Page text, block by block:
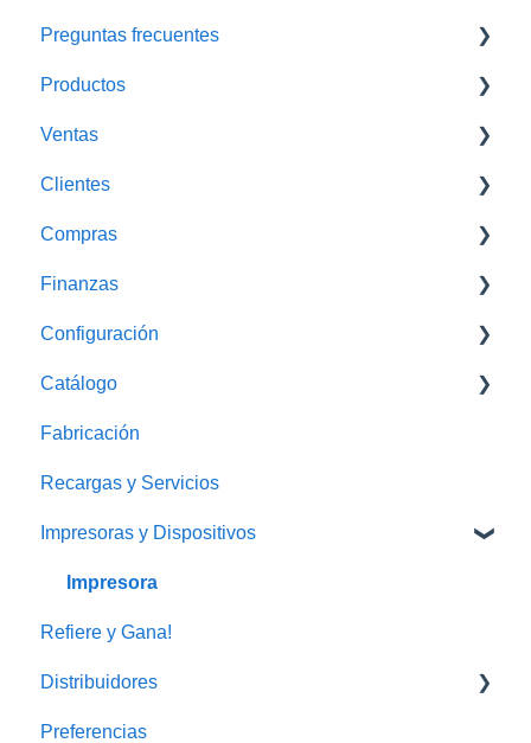
Preguntas frecuentes
Solución de Problemas
Impresora
Productos
Traspasos
Ventas
Cotizaciones
Clientes
Monedero Electrónico
Compras
Proovedores
Gastos
Finanzas
Caja
Conciliaciones Bancarias
Configuración
WhatsApp Business
Catálogo
Cobros y envíos
Fabricación
Recargas y Servicios
Impresoras y Dispositivos
Impresora
Refiere y Gana!
Distribuidores
FAQ
Preferencias